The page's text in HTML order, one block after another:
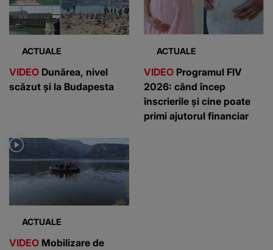
ACTUALE
VIDEO Dunărea, nivel
scăzut și la Budapesta
ACTUALE
VIDEO Programul FIV
2026: când încep
înscrierile și cine poate
primi ajutorul financiar
ACTUALE
VIDEO Mobilizare de